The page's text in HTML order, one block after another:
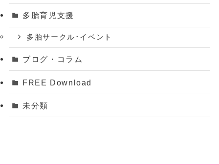
多胎育児支援
多胎サークル･イベント
ブログ・コラム
FREE Download
未分類